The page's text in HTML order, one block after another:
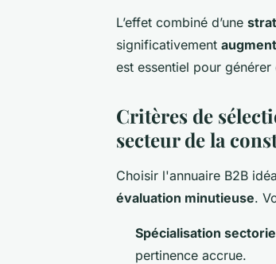
L’effet combiné d’une
significativement
est essentiel pour
Critères de
secteur de la
Choisir l'annuaire B2B
évaluation minutieuse.
Spécialisation
pertinence accrue.